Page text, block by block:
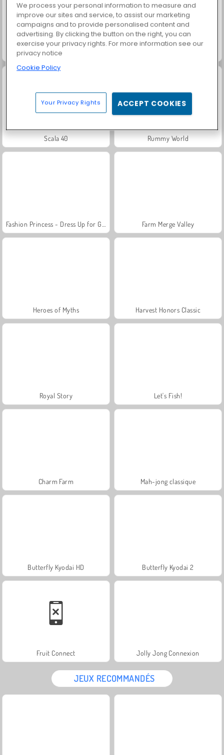
Trollface Quest: USA 2
Scala 40 Rummy World
Farm Merge Valley
Heroes of Myths Harvest Honors Classic
Royal Story Let's Fish!
Charm Farm Mah-jong classique
Butterfly Kyodai HD Butterfly Kyodai 2
Fruit Connect Jolly Jong Connexion
JEUX RECOMMANDÉS
We process your personal information to measure and
improve our sites and service, to assist our marketing
campaigns and to provide personalised content and
advertising. By clicking the button on the right, you can
exercise your privacy rights. For more information see our
privacy notice
Cookie Policy
Your Privacy Rights ACCEPT COOKIES